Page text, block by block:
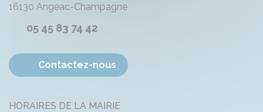
16130 Angeac-Champagne
05 45 83 74 42
Contactez-nous
HORAIRES DE LA MAIRIE